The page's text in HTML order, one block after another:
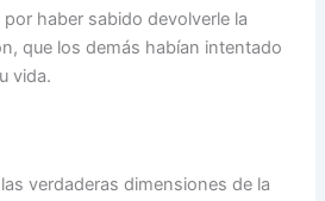
haber sabido devolverle la
que los demás habían intentado
vida.
verdaderas dimensiones de la